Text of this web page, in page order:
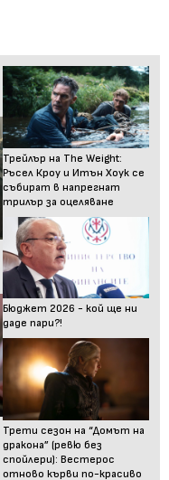
Трейлър на The Weight:
Ръсел Кроу и Итън Хоук се
събират в напрегнат
трилър за оцеляване
Бюджет 2026 - кой ще ни
даде пари?!
Трети сезон на “Домът на
дракона” (ревю без
спойлери): Вестерос
отново кърви по-красиво